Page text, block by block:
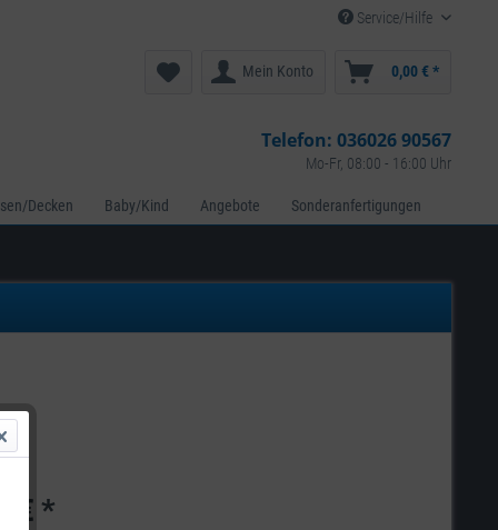
Service/Hilfe
Mein Konto 0,00 € *
Telefon: 036026 90567
Mo-Fr, 08:00 - 16:00 Uhr
Decken Baby/Kind Angebote Sonderanfertigungen
€ *